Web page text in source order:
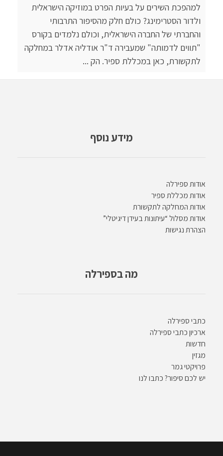
למהפכת השירים על בעיות הפרט במוזיקה הישראלית
ולדור הסטרימינג? כולם חלק מהסיפור התרבותי
והחברתי של החברה הישראלית, וכולם נלמדים בקורס
"תווים לדמותה" שמעבירה ד"ר אודליה אדלר במחלקה
לתקשורת, כאן במכללת ספיר. הק ...
מידע נוסף
אודות ספירלה
אודות מכללת ספיר
אודות המחלקה לתקשורת
אודות מסלול “עיתונות בעידן דיגיטלי”
הצהרת נגישות
מה בספירלה
כתבי ספירלה
ארכיון כתבי ספירלה
חדשות
מגזין
פרויקטי גמר
יש לכם סיפור? כתבו לנו